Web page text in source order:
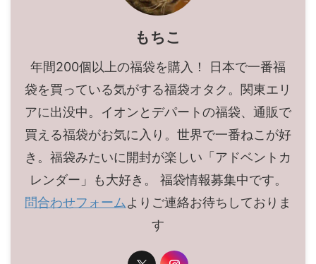
もちこ
年間200個以上の福袋を購入！ 日本で一番福
袋を買っている気がする福袋オタク。関東エリ
アに出没中。イオンとデパートの福袋、通販で
買える福袋がお気に入り。世界で一番ねこが好
き。福袋みたいに開封が楽しい「アドベントカ
レンダー」も大好き。 福袋情報募集中です。
問合わせフォームよりご連絡お待ちしておりま
す